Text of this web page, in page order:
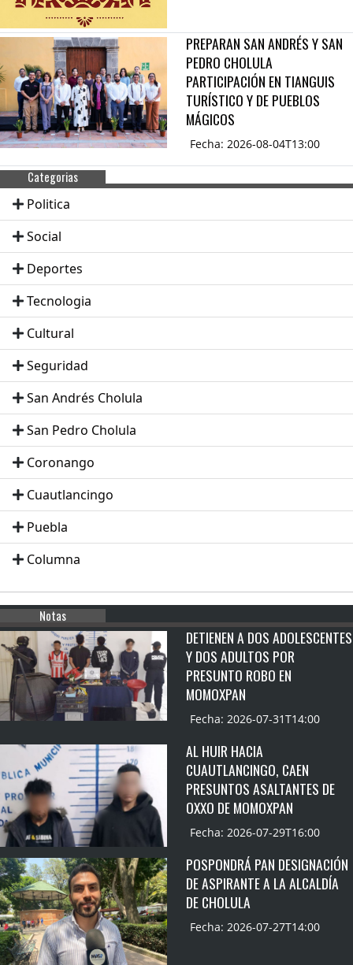
PREPARAN SAN ANDRÉS Y SAN
PEDRO CHOLULA
PARTICIPACIÓN EN TIANGUIS
TURÍSTICO Y DE PUEBLOS
MÁGICOS
Fecha: 2026-08-04T13:00
Categorias
Politica
Social
Deportes
Tecnologia
Cultural
Seguridad
San Andrés Cholula
San Pedro Cholula
Coronango
Cuautlancingo
Puebla
Columna
Notas
DETIENEN A DOS ADOLESCENTES
Y DOS ADULTOS POR
PRESUNTO ROBO EN
MOMOXPAN
Fecha: 2026-07-31T14:00
AL HUIR HACIA
CUAUTLANCINGO, CAEN
PRESUNTOS ASALTANTES DE
OXXO DE MOMOXPAN
Fecha: 2026-07-29T16:00
POSPONDRÁ PAN DESIGNACIÓN
DE ASPIRANTE A LA ALCALDÍA
DE CHOLULA
Fecha: 2026-07-27T14:00